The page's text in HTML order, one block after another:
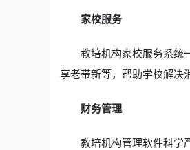
家校服务
教培机构家校服务系统
享老带新等，帮助学校解决
财务管理
教培机构管理软件科学